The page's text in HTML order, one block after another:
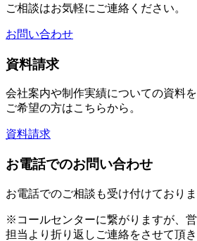
ご相談はお気軽にご連絡ください。
お問い合わせ
資料請求
会社案内や制作実績についての資料を
ご希望の方はこちらから。
資料請求
お電話でのお問い合わせ
お電話でのご相談も受け付けておりま
※コールセンターに繋がりますが、
担当より折り返しご連絡をさせて頂き